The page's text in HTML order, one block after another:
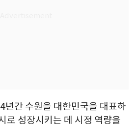
년간 수원을 대한민국을 대표하
로 성장시키는 데 시정 역량을